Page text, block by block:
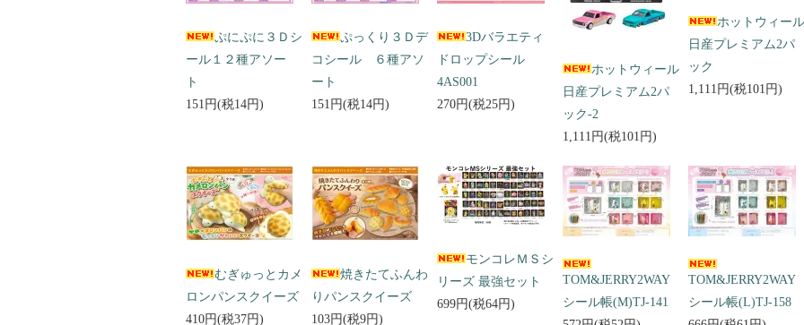
ぷにぷに３Ｄシ
ール１２種アソー
ト
151円(税14円)
ぷっくり３Ｄデ
コシール ６種アソ
ート
151円(税14円)
3Dバラエティ
ドロップシール
4AS001
270円(税25円)
ホットウィール
日産プレミアム2パ
ック-2
1,111円(税101円)
ホットウィール
日産プレミアム2パ
ック
1,111円(税101円)
むぎゅっとカメ
ロンパンスクイーズ
410円(税37円)
焼きたてふんわ
りパンスクイーズ
103円(税9円)
モンコレＭＳシ
リーズ 最強セット
699円(税64円)
TOM&JERRY2WAY
シール帳(M)TJ-141
TOM&JERRY2WAY
シール帳(L)TJ-158